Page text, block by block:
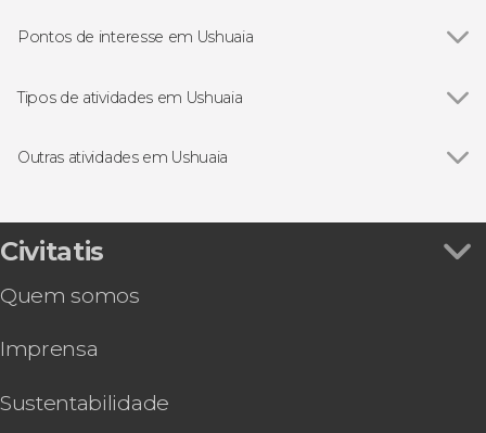
Pontos de interesse em Ushuaia
Tipos de atividades em Ushuaia
Passeios de helicóptero por Ushuaia
4x4
Trilhas em Ushuaia
Outras atividades em Ushuaia
Mundo
Aventura noturna de moto de neve, trenó e
Trilha na Laguna Esmeralda
Tierra Mayor
Trilha pelo glaciar Martial
Civitatis
Quem somos
Imprensa
Sustentabilidade